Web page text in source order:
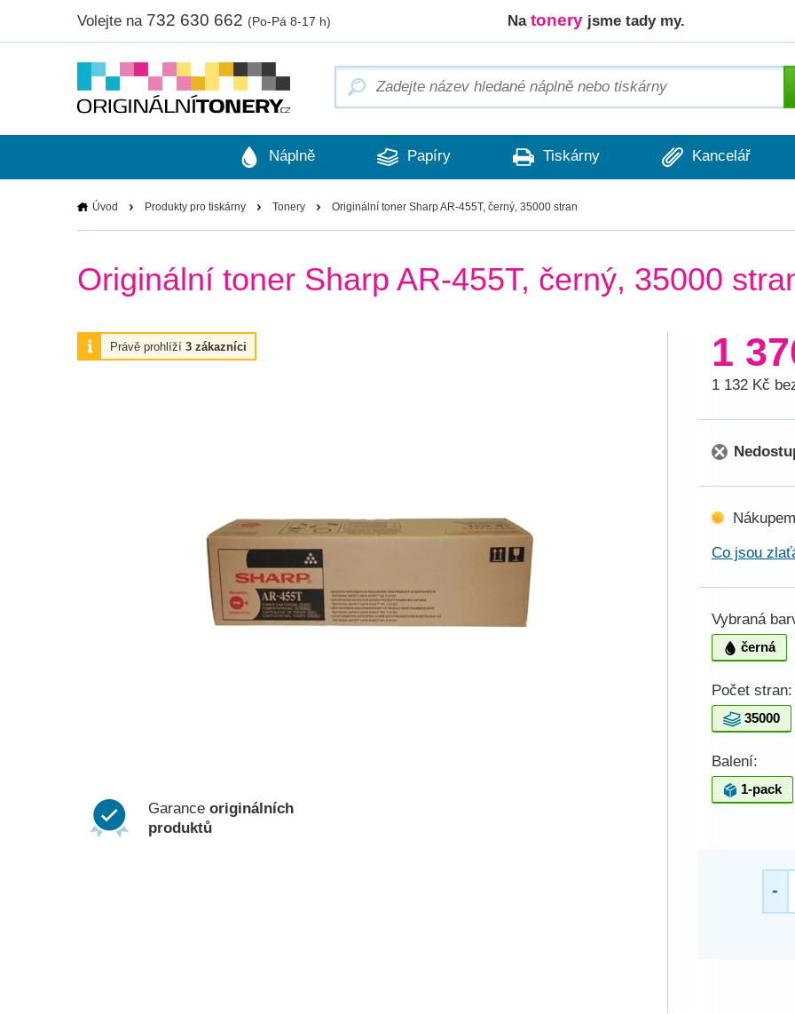
Volejte na 732 630 662 (Po-Pá 8-17 h) Na tonery jsme tady my.
Náplně Papíry Tiskárny Kancelář
Úvod Produkty pro tiskárny Tonery Originální toner Sharp AR-455T, černý, 35000 stran
Originální toner Sharp AR-455T, černý, 35000
Právě prohlíží 3 zákazníci
Garance originálních
produktů
1
1 132 Kč
Co jsou
Vybraná
černá
Počet stran:
35000
Balení:
1-pack
-